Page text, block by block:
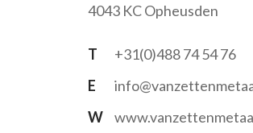
4043 KC Opheusden
T
+31(0)488 74 54 76
E
W